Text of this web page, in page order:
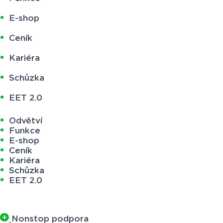
E-shop
Ceník
Kariéra
Schůzka
EET 2.0
Odvětví
Funkce
E-shop
Ceník
Kariéra
Schůzka
EET 2.0
Nonstop podpora